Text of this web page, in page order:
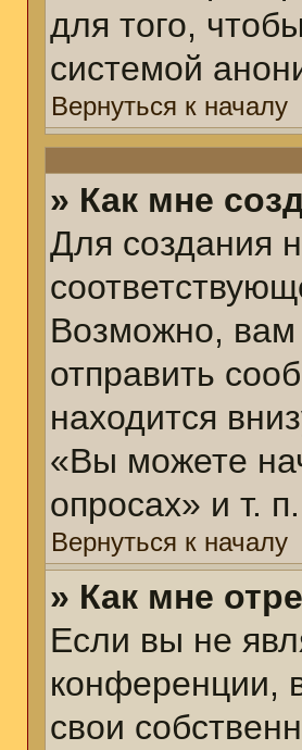
для того,
системой
Вернуться к началу
» Как мне
Для создания
Возможно, вам
отправить
находится
«Вы можете
опросах» и т. п.
Вернуться к началу
» Как мне
Если вы не
конференции,
свои